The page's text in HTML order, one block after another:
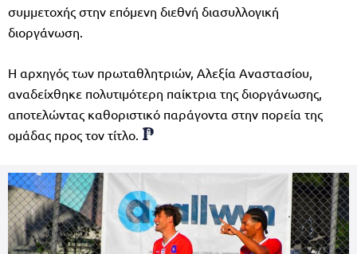
συμμετοχής στην επόμενη διεθνή διασυλλογική
διοργάνωση.
Η αρχηγός των πρωταθλητριών, Αλεξία Αναστασίου,
αναδείχθηκε πολυτιμότερη παίκτρια της διοργάνωσης,
αποτελώντας καθοριστικό παράγοντα στην πορεία της
ομάδας προς τον τίτλο.